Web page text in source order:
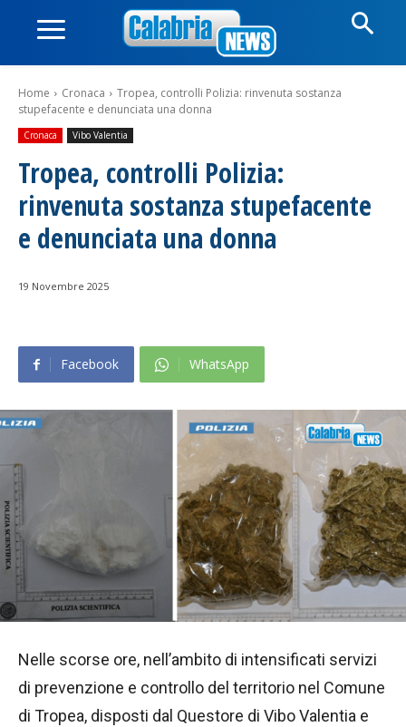
Home Cronaca
Tropea, controlli Polizia: rinvenuta sostanza
stupefacente e denunciata una donna
Cronaca Vibo Valentia
Tropea, controlli Polizia:
rinvenuta sostanza stupefacente
e denunciata una donna
19 Novembre 2025
Facebook WhatsApp
Nelle scorse ore, nell’ambito di intensificati servizi
di prevenzione e controllo del territorio nel Comune
di Tropea, disposti dal Questore di Vibo Valentia e